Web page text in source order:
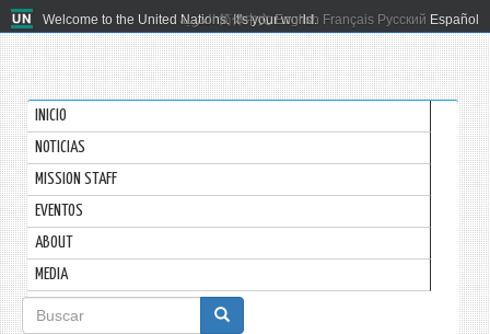
Welcome to the United Nations. It's your world.
العربية 简体中文 English Français Русский Español
INICIO
NOTICIAS
MISSION STAFF
EVENTOS
ABOUT
MEDIA
Formulario